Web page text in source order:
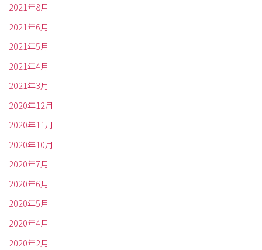
2021年8月
2021年6月
2021年5月
2021年4月
2021年3月
2020年12月
2020年11月
2020年10月
2020年7月
2020年6月
2020年5月
2020年4月
2020年2月